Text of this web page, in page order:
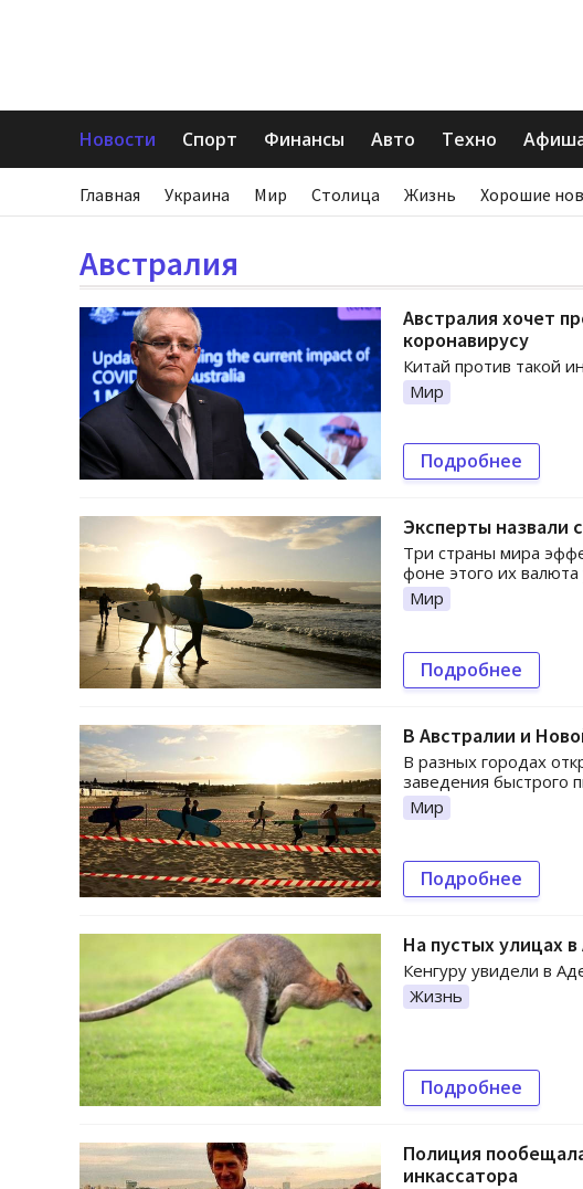
Новости Спорт Финансы Авто Техно
Главная Украина Мир Столица Жизнь Хорошие
Австралия
Австралия хочет
коронавирусу
Китай против такой
Мир
Подробнее
Эксперты назвали
Три страны мира
фоне этого их валюта
Мир
Подробнее
В Австралии и
В разных городах
заведения быстрого
Мир
Подробнее
На пустых улицах
Кенгуру увидели в
Жизнь
Подробнее
Полиция
инкассатора